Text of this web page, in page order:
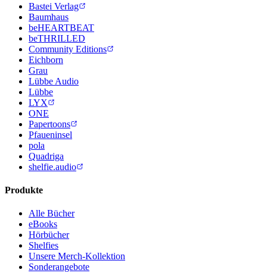
Bastei Verlag
Baumhaus
beHEARTBEAT
beTHRILLED
Community Editions
Eichborn
Grau
Lübbe Audio
Lübbe
LYX
ONE
Papertoons
Pfaueninsel
pola
Quadriga
shelfie.audio
Produkte
Alle Bücher
eBooks
Hörbücher
Shelfies
Unsere Merch-Kollektion
Sonderangebote